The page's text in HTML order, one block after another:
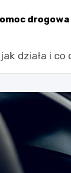
drogowa
działa i